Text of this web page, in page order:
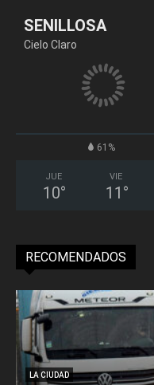
SENILLOSA
Cielo Claro
61%
JUE
10°
VIE
11 °
RECOMENDADOS
LA CIUDAD